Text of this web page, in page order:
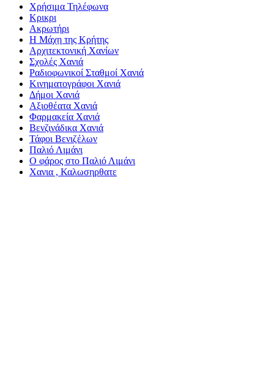
Χρήσιμα Τηλέφωνα
Κρικρι
Ακρωτήρι
Η Μάχη της Κρήτης
Αρχιτεκτονική Χανίων
Σχολές Χανιά
Ραδιοφωνικοί Σταθμοί Χανιά
Κινηματογράφοι Χανιά
Δήμοι Χανιά
Αξιοθέατα Χανιά
Φαρμακεία Χανιά
Βενζινάδικα Χανιά
Τάφοι Βενιζέλων
Παλιό Λιμάνι
Ο φάρος στο Παλιό Λιμάνι
Χανια , Καλωσηρθατε